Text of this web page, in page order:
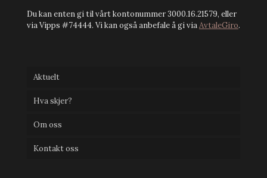
Du kan enten gi til vårt kontonummer 3000.16.21579, eller
via Vipps #74444. Vi kan også anbefale å gi viaAvtaleGiro.
Aktuelt
Hva skjer?
Om oss
Kontakt oss